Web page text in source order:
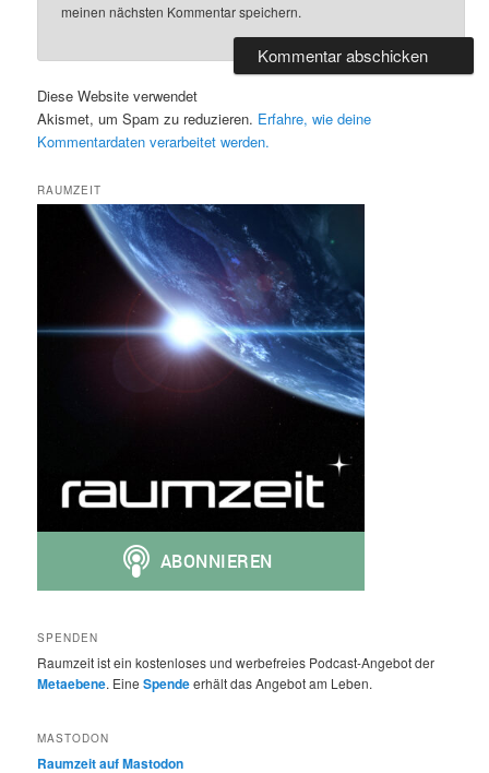
meinen nächsten Kommentar speichern.
Diese Website verwendet
Akismet, um Spam zu reduzieren. Erfahre, wie deine
Kommentardaten verarbeitet werden.
RAUMZEIT
SPENDEN
Raumzeit ist ein kostenloses und werbefreies Podcast-Angebot der
Metaebene. EineSpendeerhält das Angebot am Leben.
MASTODON
Raumzeit auf Mastodon